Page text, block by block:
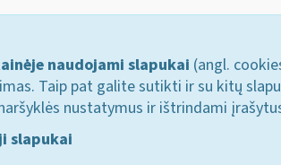
naudojami slapukai (angl.
Taip pat galite sutikti ir su kitų
nustatymus ir ištrindami
slapukai